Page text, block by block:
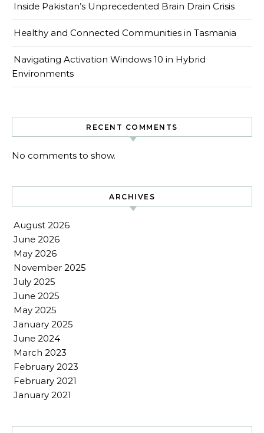
Inside Pakistan’s Unprecedented Brain Drain Crisis
Healthy and Connected Communities in Tasmania
Navigating Activation Windows 10 in Hybrid
Environments
RECENT COMMENTS
No comments to show.
ARCHIVES
August 2026
June 2026
May 2026
November 2025
July 2025
June 2025
May 2025
January 2025
June 2024
March 2023
February 2023
February 2021
January 2021